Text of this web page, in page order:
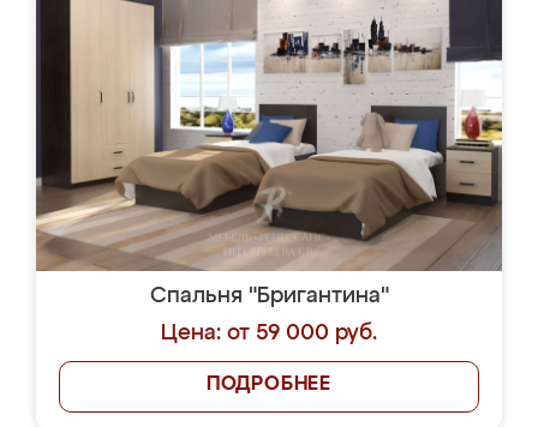
Спальня "Бригантина"
Цена: от 59 000 руб.
ПОДРОБНЕЕ